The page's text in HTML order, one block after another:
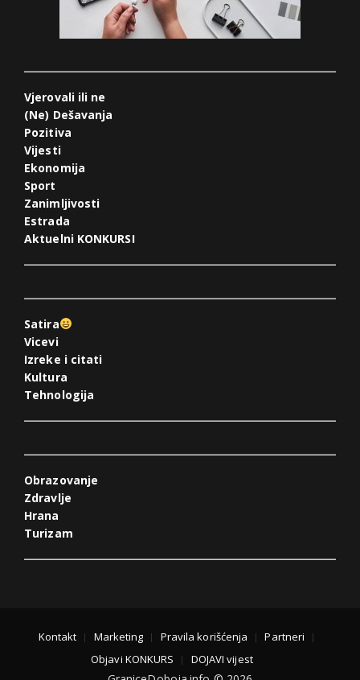
Vjerovali ili ne
(Ne) Dešavanja
Pozitiva
Vijesti
Ekonomija
Sport
Zanimljivosti
Estrada
Aktuelni KONKURSI
Satira
Vicevi
Izreke i citati
Kultura
Tehnologija
Obrazovanje
Zdravlje
Hrana
Turizam
Kontakt Marketing Pravila korišćenja
Partneri
Objavi KONKURS
DOJAVI vijest